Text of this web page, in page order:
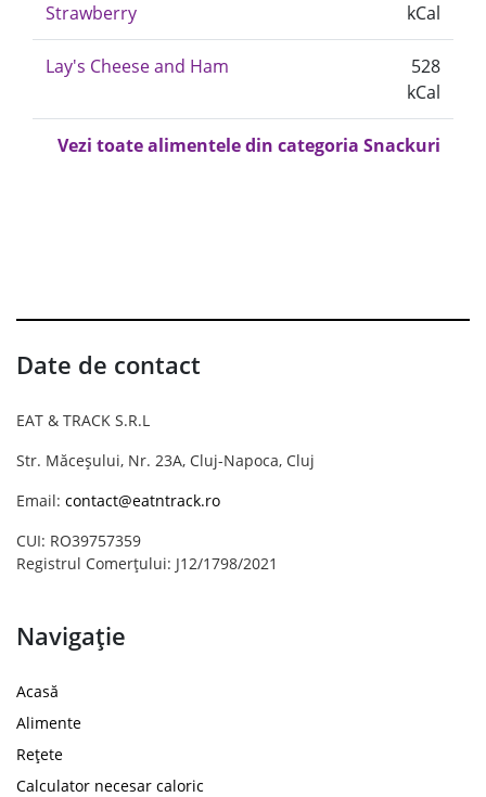
Strawberry
kCal
Lay's Cheese and Ham
528
kCal
Vezi toate alimentele din categoria Snackuri
Date de contact
EAT & TRACK S.R.L
Str. Măceșului, Nr. 23A, Cluj-Napoca, Cluj
Email: contact@eatntrack.ro
CUI: RO39757359
Registrul Comerțului: J12/1798/2021
Navigație
Acasă
Alimente
Rețete
Calculator necesar caloric